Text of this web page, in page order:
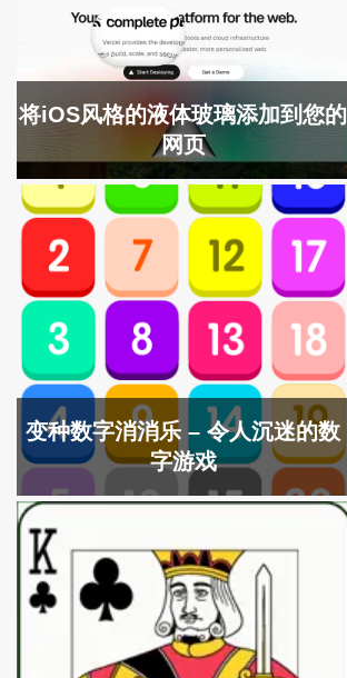
将iOS风格的液体玻璃添加到您的
网页
变种数字消消乐 – 令人沉迷的数
字游戏